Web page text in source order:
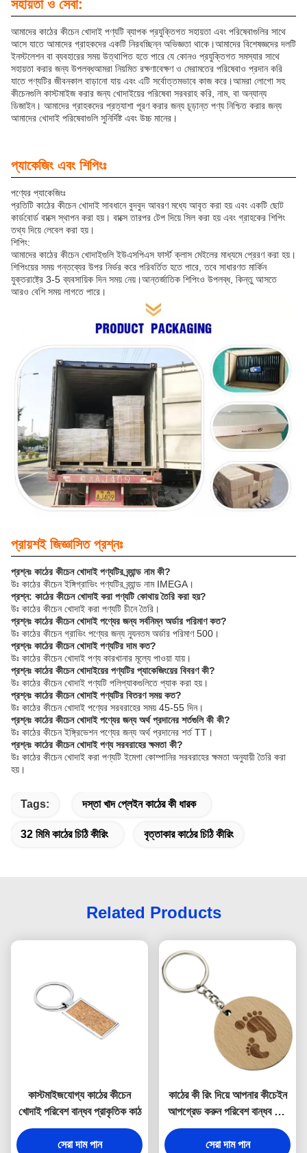
সহায়তা ও সেবা:
আমাদের কাঠের কীচেন খোদাই পণ্যটি ব্যাপক প্রযুক্তিগত সহায়তা এবং পরিষেবাগুলির সাথে
আসে যাতে আমাদের গ্রাহকদের একটি নিরবচ্ছিন্ন অভিজ্ঞতা থাকে।আমাদের বিশেষজ্ঞদের দলটি
ইনস্টলেশন বা ব্যবহারের সময় উত্থাপিত হতে পারে যে কোনও প্রযুক্তিগত সমস্যার সাথে
সহায়তা করার জন্য উপলব্ধআমরা নিয়মিত রক্ষণাবেক্ষণ ও মেরামতের পরিষেবাও প্রদান করি
যাতে পণ্যটির জীবনকাল বাড়ানো যায় এবং এটি সর্বোত্তমভাবে কাজ করে।আমরা লোগো সহ
কীচেনগুলি কাস্টমাইজ করার জন্য খোদাইয়ের পরিষেবা সরবরাহ করি, নাম, বা অন্যান্য
ডিজাইন। আমাদের গ্রাহকদের প্রত্যাশা পূরণ করার জন্য চূড়ান্ত পণ্য নিশ্চিত করার জন্য
আমাদের খোদাই পরিষেবাগুলি সুনির্দিষ্ট এবং উচ্চ মানের।
প্যাকেজিং এবং শিপিংঃ
পণ্যের প্যাকেজিংঃ
প্রতিটি কাঠের কীচেন খোদাই সাবধানে বুদবুদ আবরণ মধ্যে আবৃত করা হয় এবং একটি ছোট
কার্ডবোর্ড বাক্সে স্থাপন করা হয়। বাক্সে তারপর টেপ দিয়ে সিল করা হয় এবং গ্রাহকের শিপিং
তথ্য দিয়ে লেবেল করা হয়।
শিপিং:
আমাদের কাঠের কীচেন খোদাইগুলি ইউএসপিএস ফার্স্ট ক্লাস মেইলের মাধ্যমে প্রেরণ করা হয়।
শিপিংয়ের সময় গন্তব্যের উপর নির্ভর করে পরিবর্তিত হতে পারে, তবে সাধারণত মার্কিন
যুক্তরাষ্ট্রে 3-5 ব্যবসায়িক দিন সময় নেয়।আন্তর্জাতিক শিপিংও উপলব্ধ, কিন্তু আসতে
আরও বেশি সময় লাগতে পারে।
প্রায়শই জিজ্ঞাসিত প্রশ্নঃ
প্রশ্নঃ কাঠের কীচেন খোদাই পণ্যটির ব্র্যান্ড নাম কী?
উঃ কাঠের কীচেন ইঙ্গিগ্রাভিং পণ্যটির ব্র্যান্ড নাম IMEGA।
প্রশ্ন: কাঠের কীচেন খোদাই করা পণ্যটি কোথায় তৈরি করা হয়?
উঃ কাঠের কীচেন খোদাই করা পণ্যটি চীনে তৈরি।
প্রশ্নঃ কাঠের কীচেন খোদাই পণ্যের জন্য সর্বনিম্ন অর্ডার পরিমাণ কত?
উঃ কাঠের কীচেন গ্রাভিং পণ্যের জন্য ন্যূনতম অর্ডার পরিমাণ 500।
প্রশ্নঃ কাঠের কীচেন খোদাই পণ্যটির দাম কত?
উঃ কাঠের কীচেন খোদাই পণ্য কারখানার মূল্যে পাওয়া যায়।
প্রশ্নঃ কাঠের কীচেন খোদাইয়ের পণ্যটির প্যাকেজিংয়ের বিবরণ কী?
উঃ কাঠের কীচেন খোদাই পণ্যটি পলিপ্যাকগুলিতে প্যাক করা হয়।
প্রশ্নঃ কাঠের কীচেন খোদাই পণ্যটির বিতরণ সময় কত?
উঃ কাঠের কীচেন খোদাই পণ্যের সরবরাহের সময় 45-55 দিন।
প্রশ্নঃ কাঠের কীচেন খোদাই পণ্যের জন্য অর্থ প্রদানের শর্তগুলি কী কী?
উঃ কাঠের কীচেন ইঙ্গ্রিভেশন পণ্যের জন্য অর্থ প্রদানের শর্ত TT।
প্রশ্নঃ কাঠের কীচেন খোদাই পণ্য সরবরাহের ক্ষমতা কী?
উঃ কাঠের কীচেন খোদাই করা পণ্যটি ইমেগা কোম্পানির সরবরাহের ক্ষমতা অনুযায়ী তৈরি করা
হয়।
Tags: দস্তা খাদ প্লেইন কাঠের কী ধারক
32 মিমি কাঠের চিঠি কীরিং বৃত্তাকার কাঠের চিঠি কীরিং
Related Products
কাস্টমাইজযোগ্য কাঠের কীচেন
খোদাই পরিবেশ বান্ধব প্রাকৃতিক কাঠ
সেরা দাম পান
কাঠের কী রিং দিয়ে আপনার কীচেইন
আপগ্রেড করুন পরিবেশ বান্ধব এবং
প্রাকৃতিক
সেরা দাম পান